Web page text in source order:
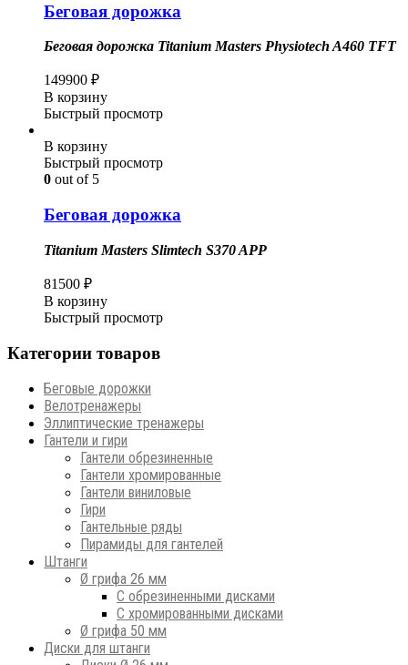
Беговая дорожка
Беговая дорожка Titanium Masters Physiotech A460 TFT
149900 ₽
В корзину
Быстрый просмотр
В корзину
Быстрый просмотр
0 out of 5
Беговая дорожка
Titanium Masters Slimtech S370 APP
81500 ₽
В корзину
Быстрый просмотр
Категории товаров
Беговые дорожки
Велотренажеры
Эллиптические тренажеры
Гантели и гири
Гантели обрезиненные
Гантели хромированные
Гантели виниловые
Гири
Гантельные ряды
Пирамиды для гантелей
Штанги
Ø грифа 26 мм
С обрезиненными дисками
С хромированными дисками
Ø грифа 50 мм
Диски для штанги